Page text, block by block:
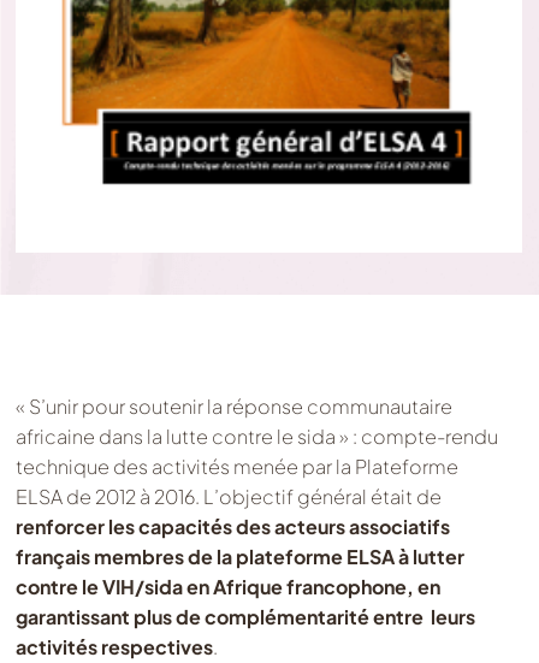
« S’unir pour soutenir la réponse communautaire
africaine dans la lutte contre le sida » : compte-rendu
technique des activités menée par la Plateforme
ELSA de 2012 à 2016. L’objectif général était de
renforcer les capacités des acteurs associatifs
français membres de la plateforme ELSA à lutter
contre le VIH/sida en Afrique francophone, en
garantissant plus de complémentarité entre leurs
activités respectives.